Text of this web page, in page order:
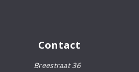
Contact
Breestraat 36